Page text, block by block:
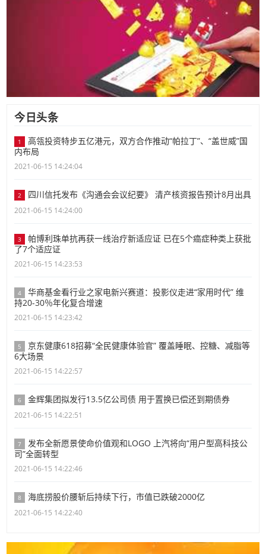
今日头条
1
高瓴投资特步五亿港元，双方合作推动“帕拉丁”、“盖世威”国
内布局
2021-06-15 14:24:04
2 四川信托发布《沟通会会议纪要》 清产核资报告预计8月出具
2021-06-15 14:24:00
3
帕博利珠单抗再获一线治疗新适应证 已在5个癌症种类上获批
了7个适应证
2021-06-15 14:23:53
4
华商基金看行业之家电新兴赛道：投影仪走进“家用时代” 维
持20-30％年化复合增速
2021-06-15 14:23:42
5
京东健康618招募“全民健康体验官” 覆盖睡眠、控糖、减脂等
6大场景
2021-06-15 14:22:57
6 金辉集团拟发行13.5亿公司债 用于置换已偿还到期债券
2021-06-15 14:22:51
7
发布全新愿景使命价值观和LOGO 上汽将向“用户型高科技公
司”全面转型
2021-06-15 14:22:46
8 海底捞股价腰斩后持续下行，市值已跌破2000亿
2021-06-15 14:22:40